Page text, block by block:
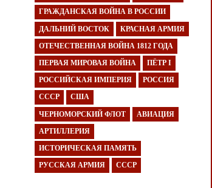
ГРАЖДАНСКАЯ ВОЙНА В РОССИИ
ДАЛЬНИЙ ВОСТОК КРАСНАЯ АРМИЯ
ОТЕЧЕСТВЕННАЯ ВОЙНА 1812 ГОДА
ПЕРВАЯ МИРОВАЯ ВОЙНА ПЁТР I
РОССИЙСКАЯ ИМПЕРИЯ РОССИЯ
СССР США
ЧЕРНОМОРСКИЙ ФЛОТ АВИАЦИЯ
АРТИЛЛЕРИЯ
ИСТОРИЧЕСКАЯ ПАМЯТЬ
РУССКАЯ АРМИЯ СССР